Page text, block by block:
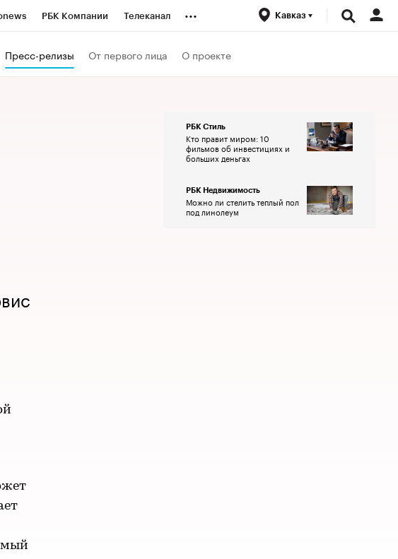
РБК Компании Телеканал ... Кавказ
Пресс-релизы От первого лица О проекте
РБК Стиль
Кто правит миром: 10
фильмов об инвестициях и
больших деньгах
РБК Недвижимость
Можно ли стелить теплый пол
под линолеум